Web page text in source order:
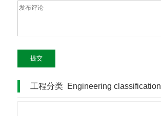
提交
工程分类 Engineering classification